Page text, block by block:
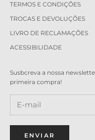
TERMOS E CONDIÇÕES
TROCAS E DEVOLUÇÕES
LIVRO DE RECLAMAÇÕES
ACESSIBILIDADE
Susbcreva a nossa
primeira compra!
ENVIAR